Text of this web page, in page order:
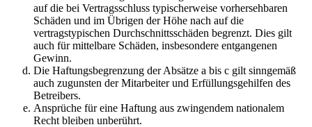
auf die bei Vertragsschluss typischerweise vorhersehbaren
Schäden und im Übrigen der Höhe nach auf die
vertragstypischen Durchschnittsschäden begrenzt. Dies gilt
auch für mittelbare Schäden, insbesondere entgangenen
Gewinn.
Die Haftungsbegrenzung der Absätze a bis c gilt sinngemäß
auch zugunsten der Mitarbeiter und Erfüllungsgehilfen des
Betreibers.
Ansprüche für eine Haftung aus zwingendem nationalem
Recht bleiben unberührt.